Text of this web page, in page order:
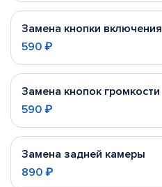
Замена кнопки включения
590 ₽
Замена кнопок громкости
590 ₽
Замена задней камеры
890 ₽